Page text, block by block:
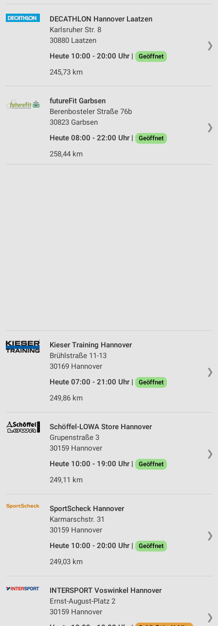
❯
DECATHLON Hannover Laatzen
Karlsruher Str. 8
30880 Laatzen
Heute 10:00 - 20:00 Uhr |
Geöffnet
245,73 km
❯
futureFit Garbsen
Berenbosteler Straße 76b
30823 Garbsen
Heute 08:00 - 22:00 Uhr |
Geöffnet
258,44 km
❯
Kieser Training Hannover
Brühlstraße 11-13
30169 Hannover
Heute 07:00 - 21:00 Uhr |
Geöffnet
249,86 km
❯
Schöffel-LOWA Store Hannover
Grupenstraße 3
30159 Hannover
Heute 10:00 - 19:00 Uhr |
Geöffnet
249,11 km
❯
SportScheck Hannover
Karmarschstr. 31
30159 Hannover
Heute 10:00 - 20:00 Uhr |
Geöffnet
249,03 km
❯
INTERSPORT Voswinkel Hannover
Ernst-August-Platz 2
30159 Hannover